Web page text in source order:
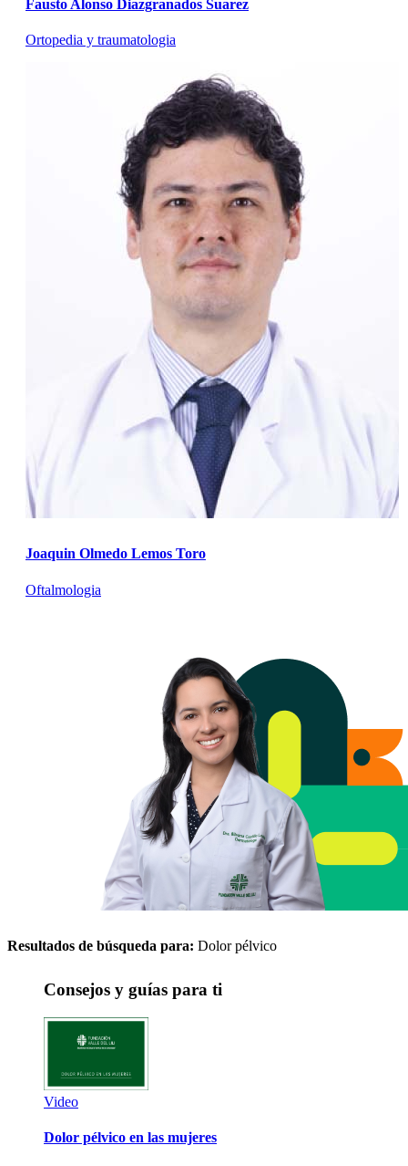
Fausto Alonso Diazgranados Suarez
Ortopedia y traumatologia
Joaquin Olmedo Lemos Toro
Oftalmologia
Resultados de búsqueda para: Dolor pélvico
Consejos y guías para ti
Video
Dolor pélvico en las mujeres